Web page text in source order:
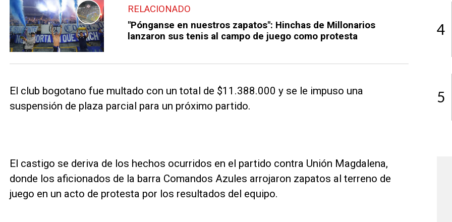
RELACIONADO
"Pónganse en nuestros zapatos": Hinchas de Millonarios
lanzaron sus tenis al campo de juego como protesta
El club bogotano fue multado con un total de $11.388.000 y se le impuso una
suspensión de plaza parcial para un próximo partido.
El castigo se deriva de los hechos ocurridos en el partido contra Unión Magdalena,
donde los aficionados de la barra Comandos Azules arrojaron zapatos al terreno de
juego en un acto de protesta por los resultados del equipo.
4
5